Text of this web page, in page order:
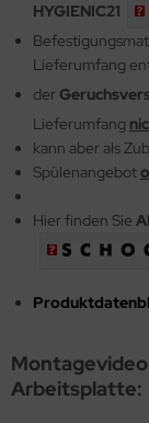
HYGIENIC21
Lieferumfang
der
Lieferumfang
kann aber als
Spülenangebot
Hier finden Sie
Arbeitsplatte: